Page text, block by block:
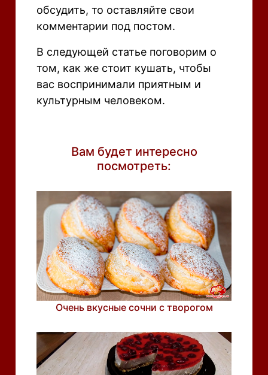
обсудить, то оставляйте свои
комментарии под постом.
В следующей статье поговорим о
том, как же стоит кушать, чтобы
вас воспринимали приятным и
культурным человеком.
Вам будет интересно
посмотреть:
Очень вкусные сочни с творогом